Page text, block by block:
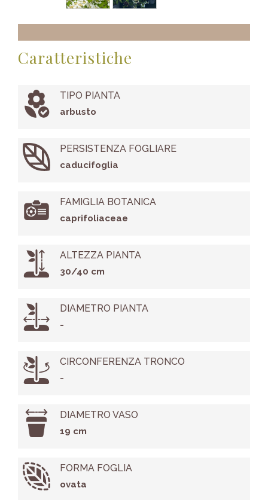
Caratteristiche
TIPO PIANTA
arbusto
PERSISTENZA FOGLIARE
caducifoglia
FAMIGLIA BOTANICA
caprifoliaceae
ALTEZZA PIANTA
30/40 cm
DIAMETRO PIANTA
-
CIRCONFERENZA TRONCO
-
DIAMETRO VASO
19 cm
FORMA FOGLIA
ovata